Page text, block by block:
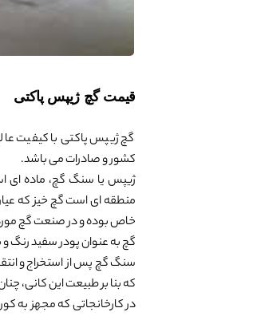
قیمت گچ ژیپس پاکتی
گچ ژیپس پاکتی با کیفیت
کشور و صادرات می باشد.
ژیپس یا سنگ گچ، ماده ای
منطقه ای است گچ خیز که
خاص بوده و در صنعت گچ مورد
گچ به عنوان پودر سفید رنگ و
سنگ گچ پس از استخراج و
که بنا بر طبیعت این کانی،
در کارخانجاتی که مجهز به